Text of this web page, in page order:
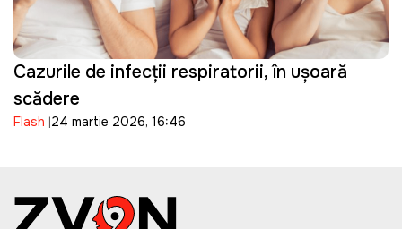
Cazurile de infecții respiratorii, în ușoară
scădere
Flash 24 martie 2026, 16:46